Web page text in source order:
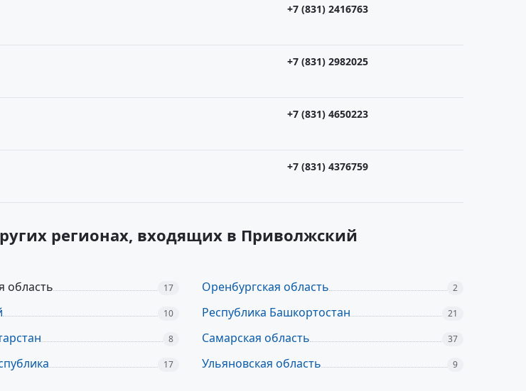
+7 (831) 2416763
+7 (831) 2982025
+7 (831) 4650223
+7 (831) 4376759
регионах, входящих в Приволжский
область 17 Оренбургская область 2
10 Республика Башкортостан 21
8 Самарская область 37
17 Ульяновская область 9